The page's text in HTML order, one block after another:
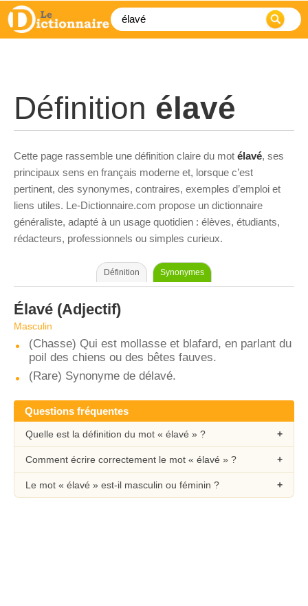
Définition élavé
Cette page rassemble une définition claire du mot élavé, ses
principaux sens en français moderne et, lorsque c’est
pertinent, des synonymes, contraires, exemples d’emploi et
liens utiles. Le-Dictionnaire.com propose un dictionnaire
généraliste, adapté à un usage quotidien : élèves, étudiants,
rédacteurs, professionnels ou simples curieux.
Définition Synonymes
Élavé (Adjectif)
Masculin
(Chasse) Qui est mollasse et blafard, en parlant du
poil des chiens ou des bêtes fauves.
(Rare) Synonyme de délavé.
Questions fréquentes
Quelle est la définition du mot « élavé » ?
Comment écrire correctement le mot « élavé » ?
Le mot « élavé » est-il masculin ou féminin ?